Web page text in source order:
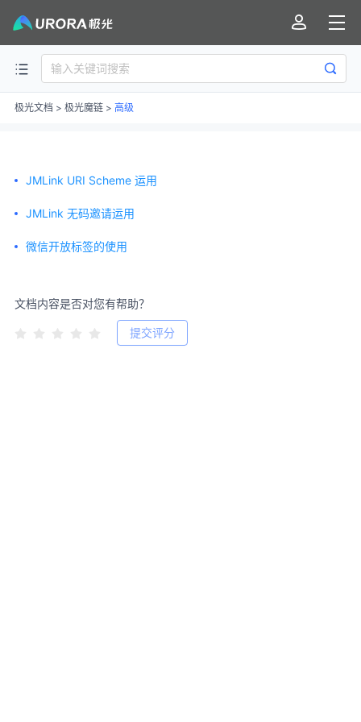
极光文档 > 极光魔链 > 高级
JMLink URI Scheme 运用
JMLink 无码邀请运用
微信开放标签的使用
文档内容是否对您有帮助？
提交评分